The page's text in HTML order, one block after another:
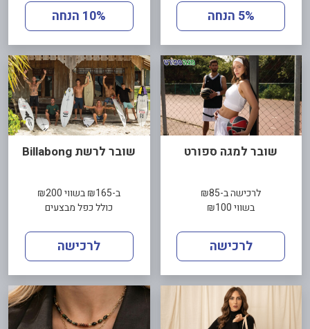
5% הנחה 10% הנחה
שובר למגה ספורט
לרכישה ב-₪85
בשווי ₪100
לרכישה
שובר לרשת Billabong
ב-₪165 בשווי ₪200
כולל כפל מבצעים
לרכישה